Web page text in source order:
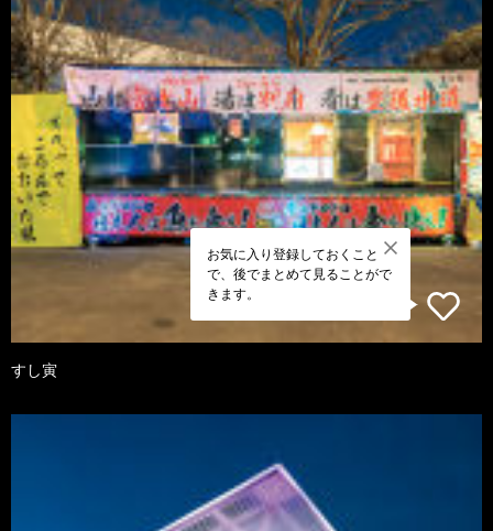
お気に入り登録しておくこと
で、後でまとめて見ることがで
きます。
すし寅